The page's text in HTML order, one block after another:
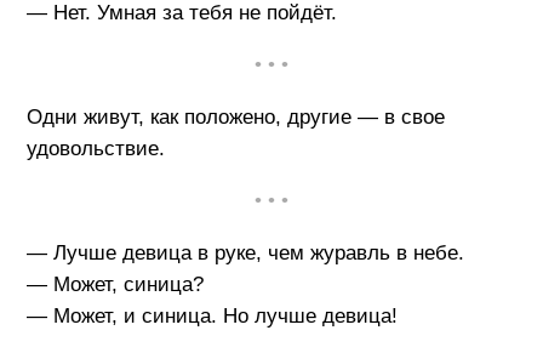
— Нет. Умная за тебя не пойдёт.
• • •
Одни живут, как положено, другие — в свое
удовольствие.
• • •
— Лучше девица в руке, чем журавль в небе.
— Может, синица?
— Может, и синица. Но лучше девица!